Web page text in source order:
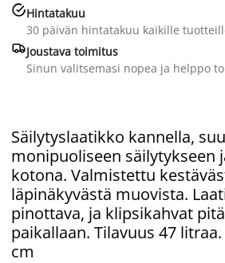
Hintatakuu
30 päivän hintatakuu kaikille
Joustava toimitus
Sinun valitsemasi nopea ja helppo
Säilytyslaatikko kannella,
monipuoliseen säilytykseen
kotona. Valmistettu
läpinäkyvästä muovista.
pinottava, ja klipsikahvat
paikallaan. Tilavuus 47 litraa.
cm